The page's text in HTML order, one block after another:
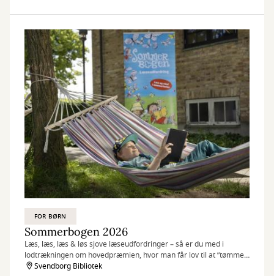
FOR BØRN
Sommerbogen 2026
Læs, læs, læs & løs sjove læseudfordringer – så er du med i
lodtrækningen om hovedpræmien, hvor man får lov til at ”tømme
en boghandel på 5 minutter”. Sommerbogen er for de 6-15 årige.
Svendborg Bibliotek